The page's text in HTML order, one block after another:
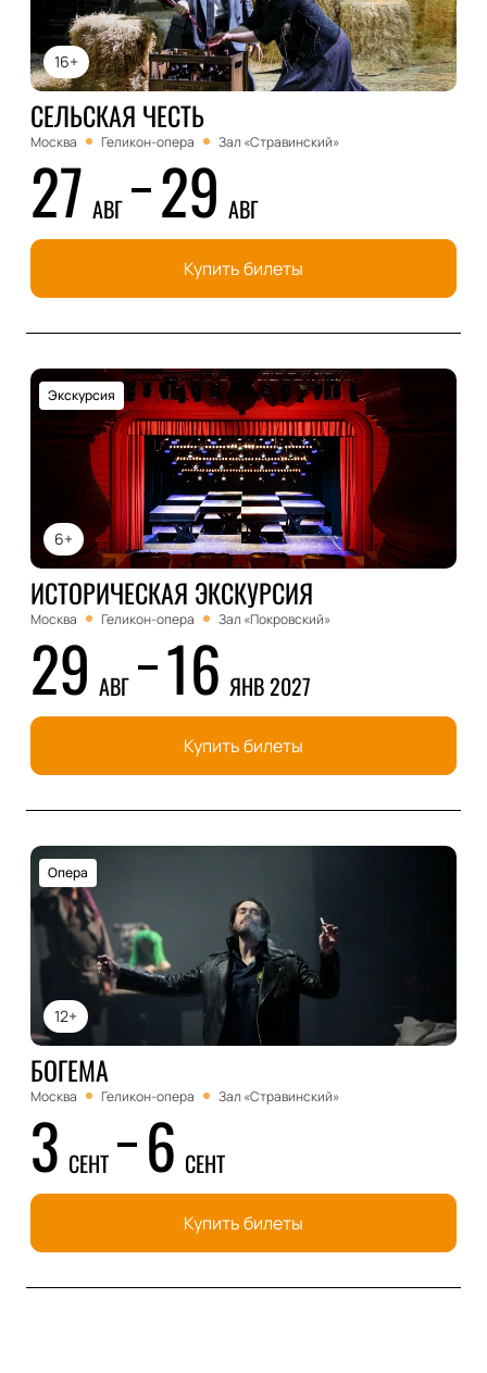
16+
СЕЛЬСКАЯ ЧЕСТЬ
Москва Геликон-опера Зал «Стравинский»
27 АВГ 29 АВГ
Купить билеты
6+
Экскурсия
ИСТОРИЧЕСКАЯ ЭКСКУРСИЯ
Москва Геликон-опера Зал «Покровский»
29 АВГ 16 ЯНВ 2027
Купить билеты
12+
Опера
БОГЕМА
Москва Геликон-опера Зал «Стравинский»
3 СЕНТ 6 СЕНТ
Купить билеты